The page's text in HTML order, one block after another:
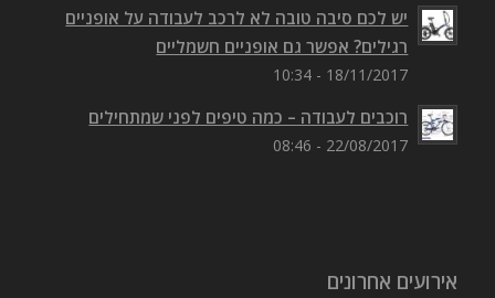
יש לכם סיבה טובה לא לרכב לעבודה על אופניים
רגילים? אפשר גם אופניים חשמליים
18/11/2017 - 10:34
רוכבים לעבודה – כמה טיפים לפני שמתחילים
22/08/2017 - 08:46
אירועים אחרונים